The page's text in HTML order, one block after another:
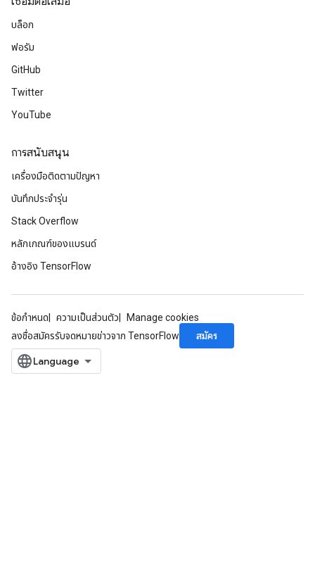
บล็อก
ฟอรัม
GitHub
Twitter
YouTube
การสนับสนุน
เครื่องมือติดตามปัญหา
บันทึกประจำรุ่น
Stack Overflow
หลักเกณฑ์ของแบรนด์
อ้างอิง TensorFlow
ข้อกำหนด ความเป็นส่วนตัว
Manage cookies
ลงชื่อสมัครรับจดหมายข่าวจาก TensorFlow
สมัคร